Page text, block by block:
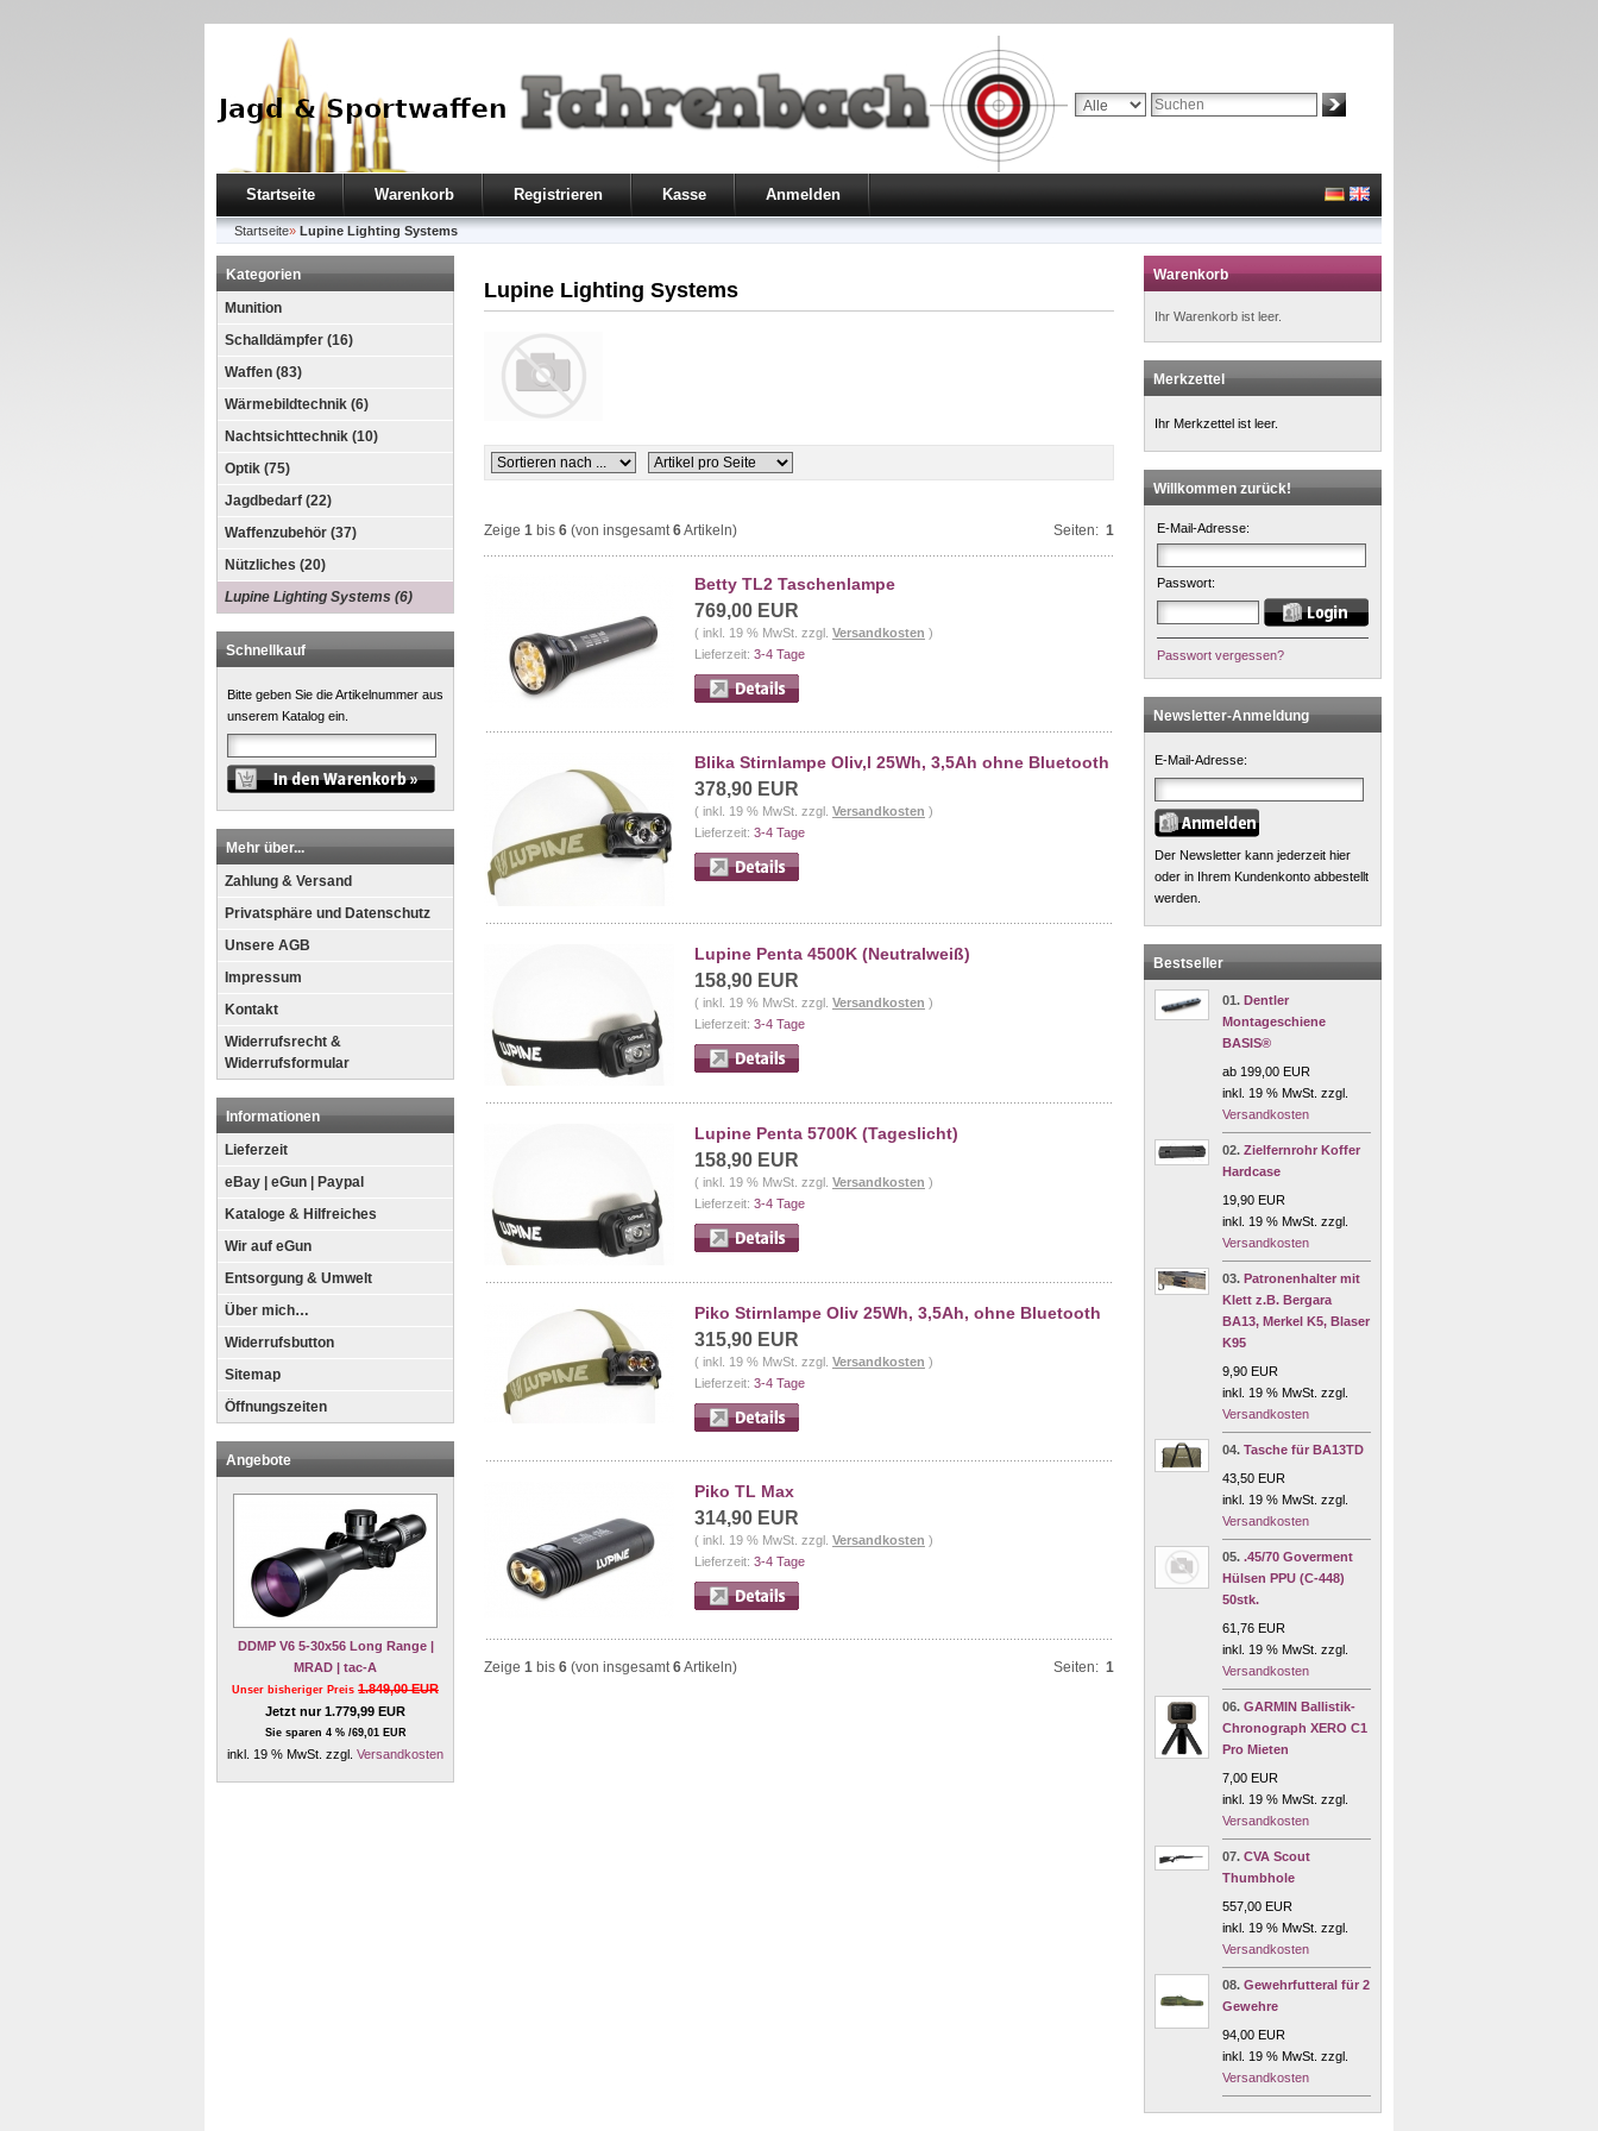
Startseite Warenkorb Registrieren Kasse Anmelden
Startseite» Lupine Lighting Systems
Kategorien
Munition
Schalldämpfer (16)
Waffen (83)
Wärmebildtechnik (6)
Nachtsichttechnik (10)
Optik (75)
Jagdbedarf (22)
Waffenzubehör (37)
Nützliches (20)
Lupine Lighting Systems (6)
Schnellkauf
Bitte geben Sie die Artikelnummer aus
unserem Katalog ein.
Mehr über...
Zahlung & Versand
Privatsphäre und Datenschutz
Unsere AGB
Impressum
Kontakt
Widerrufsrecht &
Widerrufsformular
Informationen
Lieferzeit
eBay | eGun | Paypal
Kataloge & Hilfreiches
Wir auf eGun
Entsorgung & Umwelt
Über mich…
Widerrufsbutton
Sitemap
Öffnungszeiten
Angebote
DDMP V6 5-30x56 Long Range |
MRAD | tac-A
Unser bisheriger Preis 1.849,00 EUR
Jetzt nur 1.779,99 EUR
Sie sparen 4 % /69,01 EUR
inkl. 19 % MwSt. zzgl. Versandkosten
Lupine Lighting Systems
Zeige 1 bis 6 (von insgesamt6Artikeln) Seiten: 1
Betty TL2 Taschenlampe
769,00 EUR
( inkl. 19 % MwSt. zzgl. Versandkosten )
Lieferzeit: 3-4 Tage
Blika Stirnlampe Oliv,l 25Wh, 3,5Ah ohne Bluetooth
378,90 EUR
( inkl. 19 % MwSt. zzgl. Versandkosten )
Lieferzeit: 3-4 Tage
Lupine Penta 4500K (Neutralweiß)
158,90 EUR
( inkl. 19 % MwSt. zzgl. Versandkosten )
Lieferzeit: 3-4 Tage
Lupine Penta 5700K (Tageslicht)
158,90 EUR
( inkl. 19 % MwSt. zzgl. Versandkosten )
Lieferzeit: 3-4 Tage
Piko Stirnlampe Oliv 25Wh, 3,5Ah, ohne Bluetooth
315,90 EUR
( inkl. 19 % MwSt. zzgl. Versandkosten )
Lieferzeit: 3-4 Tage
Piko TL Max
314,90 EUR
( inkl. 19 % MwSt. zzgl. Versandkosten )
Lieferzeit: 3-4 Tage
Zeige 1 bis 6 (von insgesamt6Artikeln) Seiten: 1
Warenkorb
Ihr Warenkorb ist leer.
Merkzettel
Ihr Merkzettel ist leer.
Willkommen zurück!
E-Mail-Adresse:
Passwort:
Passwort vergessen?
Newsletter-Anmeldung
E-Mail-Adresse:
Der Newsletter kann jederzeit hier
oder in Ihrem Kundenkonto abbestellt
werden.
Bestseller
01. Dentler
Montageschiene
BASIS®
ab 199,00 EUR
inkl. 19 % MwSt. zzgl.
Versandkosten
02. Zielfernrohr Koffer
Hardcase
19,90 EUR
inkl. 19 % MwSt. zzgl.
Versandkosten
03. Patronenhalter mit
Klett z.B. Bergara
BA13, Merkel K5, Blaser
K95
9,90 EUR
inkl. 19 % MwSt. zzgl.
Versandkosten
04. Tasche für BA13TD
43,50 EUR
inkl. 19 % MwSt. zzgl.
Versandkosten
05. .45/70 Goverment
Hülsen PPU (C-448)
50stk.
61,76 EUR
inkl. 19 % MwSt. zzgl.
Versandkosten
06. GARMIN Ballistik-
Chronograph XERO C1
Pro Mieten
7,00 EUR
inkl. 19 % MwSt. zzgl.
Versandkosten
07. CVA Scout
Thumbhole
557,00 EUR
inkl. 19 % MwSt. zzgl.
Versandkosten
08. Gewehrfutteral für 2
Gewehre
94,00 EUR
inkl. 19 % MwSt. zzgl.
Versandkosten